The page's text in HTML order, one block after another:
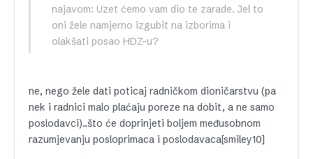
najavom: Uzet ćemo vam dio te zarade. Jel to
oni žele namjerno izgubit na izborima i
olakšati posao HDZ-u?
ne, nego žele dati poticaj radničkom dioničarstvu (pa
nek i radnici malo plaćaju poreze na dobit, a ne samo
poslodavci)..što će doprinjeti boljem međusobnom
razumjevanju posloprimaca i poslodavaca[smiley10]